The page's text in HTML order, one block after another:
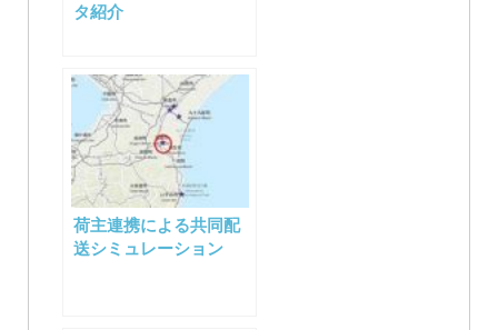
タ紹介
荷主連携による共同配
送シミュレーション